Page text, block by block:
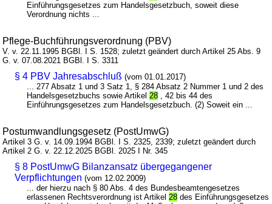
Einführungsgesetzes zum Handelsgesetzbuch, soweit diese
Verordnung nichts ...
Pflege-Buchführungsverordnung (PBV)
V. v. 22.11.1995 BGBl. I S. 1528; zuletzt geändert durch Artikel 25 Abs. 9
G. v. 07.08.2021 BGBl. I S. 3311
§ 4 PBV Jahresabschluß (vom 01.01.2017)
... 277 Absatz 1 und 3 Satz 1, § 284 Absatz 2 Nummer 1 und 2 des
Handelsgesetzbuchs sowie Artikel28 , 42 bis 44 des
Einführungsgesetzes zum Handelsgesetzbuch. (2) Soweit ein ...
Postumwandlungsgesetz (PostUmwG)
Artikel 3 G. v. 14.09.1994 BGBl. I S. 2325, 2339; zuletzt geändert durch
Artikel 2 G. v. 22.12.2025 BGBl. 2025 I Nr. 345
§ 8 PostUmwG Bilanzansatz übergegangener
Verpflichtungen (vom 12.02.2009)
... der hierzu nach § 80 Abs. 4 des Bundesbeamtengesetzes
erlassenen Rechtsverordnung ist Artikel28 des Einführungsgesetzes